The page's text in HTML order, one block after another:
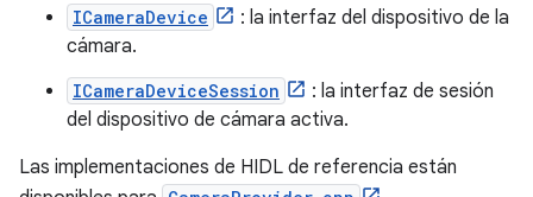
ICameraDevice
: la interfaz del dispositivo de la
cámara.
ICameraDeviceSession
: la interfaz de sesión
del dispositivo de cámara activa.
Las implementaciones de HIDL de referencia están